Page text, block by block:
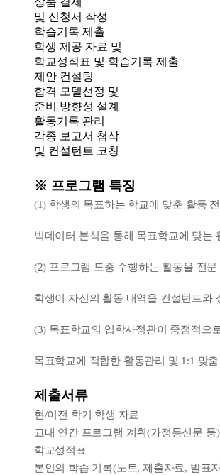
및 신청서 작성
학습기록 제출
학생 제공 자료 및
학교성적표 및 학습기록 제출
제안 컨설팅
합격 모델선정 및
준비 방향성 설계
활동기록 관리
각종 보고서 첨삭
및 컨설턴트 코칭
※ 프로그램 특징
(1) 학생의 목표하는 학교에 맞춘 활동
빅데이터 분석을 통해 목표학교에 맞는
(2) 프로그램 도중 수행하는 활동을 전
학생이 자신의 활동 내역을 컨설턴트와
(3) 목표학교의 입학사정관이 중점적으
목표학교에 적합한 활동관리 및 1:1 맞
제출서류
현/이전 학기 학생 자료
교내 연간 프로그램 계획(가정통신문 등)
학교성적표
본인의 학습 기록(노트, 제출자료, 발표